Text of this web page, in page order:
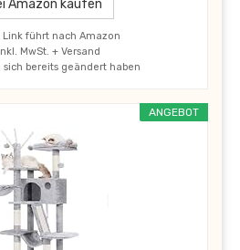
Amazon kaufen
Link führt nach Amazon
MwSt. + Versand
sich bereits geändert haben
ANGEBOT